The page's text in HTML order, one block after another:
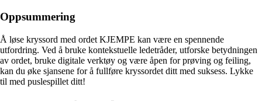
Oppsummering
Å løse kryssord med ordet KJEMPE kan være en spennende
utfordring. Ved å bruke kontekstuelle ledetråder, utforske betydningen
av ordet, bruke digitale verktøy og være åpen for prøving og feiling,
kan du øke sjansene for å fullføre kryssordet ditt med suksess. Lykke
til med puslespillet ditt!